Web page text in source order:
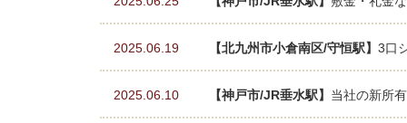
2025.06.19 【北九州市小倉南区/守恒駅】 3口
2025.06.10 【神戸市/JR垂水駅】 当社の新所